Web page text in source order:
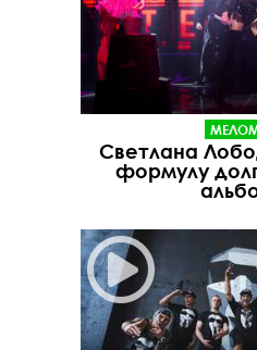
Светлана
формулу